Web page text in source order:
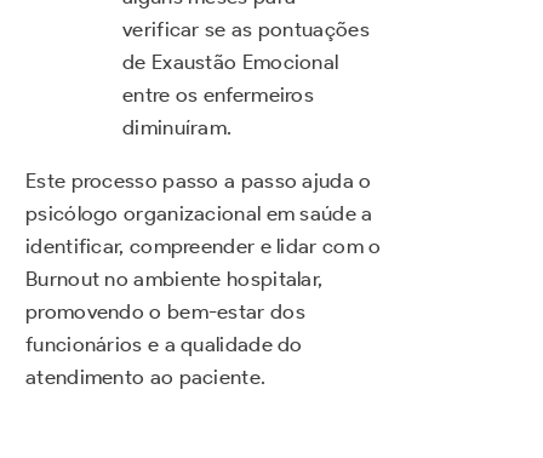
verificar se as pontuações
de Exaustão Emocional
entre os enfermeiros
diminuíram.
Este processo passo a passo ajuda o
psicólogo organizacional em saúde a
identificar, compreender e lidar com o
Burnout no ambiente hospitalar,
promovendo o bem-estar dos
funcionários e a qualidade do
atendimento ao paciente.